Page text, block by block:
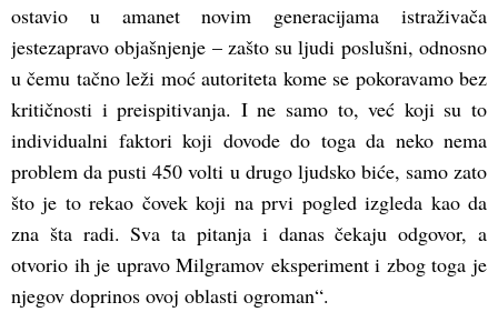
ostavio u amanet novim generacijama istraživača
jestezapravo objašnjenje – zašto su ljudi poslušni, odnosno
u čemu tačno leži moć autoriteta kome se pokoravamo bez
kritičnosti i preispitivanja. I ne samo to, već koji su to
individualni faktori koji dovode do toga da neko nema
problem da pusti 450 volti u drugo ljudsko biće, samo zato
što je to rekao čovek koji na prvi pogled izgleda kao da
zna šta radi. Sva ta pitanja i danas čekaju odgovor, a
otvorio ih je upravo Milgramov eksperiment i zbog toga je
njegov doprinos ovoj oblasti ogroman“.